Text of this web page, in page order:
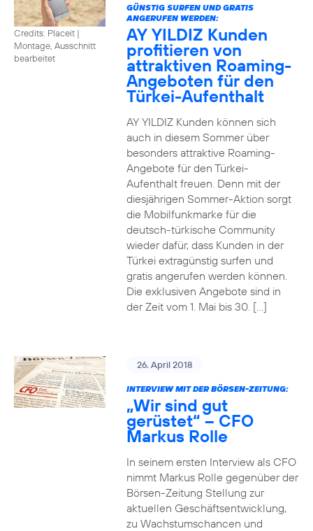
Credits: Placeit |
Montage, Ausschnitt
bearbeitet
GÜNSTIG SURFEN UND GRATIS
ANGERUFEN WERDEN:
AY YILDIZ Kunden
profitieren von
attraktiven Roaming-
Angeboten für den
Türkei-Aufenthalt
AY YILDIZ Kunden können sich
auch in diesem Sommer über
besonders attraktive Roaming-
Angebote für den Türkei-
Aufenthalt freuen. Denn mit der
diesjährigen Sommer-Aktion sorgt
die Mobilfunkmarke für die
deutsch-türkische Community
wieder dafür, dass Kunden in der
Türkei extragünstig surfen und
gratis angerufen werden können.
Die exklusiven Angebote sind in
der Zeit vom 1. Mai bis 30. […]
26. April 2018
INTERVIEW MIT DER BÖRSEN-ZEITUNG:
„Wir sind gut
gerüstet“ – CFO
Markus Rolle
In seinem ersten Interview als CFO
nimmt Markus Rolle gegenüber der
Börsen-Zeitung Stellung zur
aktuellen Geschäftsentwicklung,
zu Wachstumschancen und